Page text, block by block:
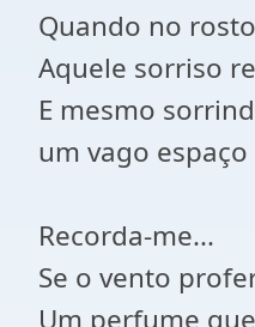
Quando no
Aquele sorriso
E mesmo
um vago
Recorda-me...
Se o vento
Um perfume